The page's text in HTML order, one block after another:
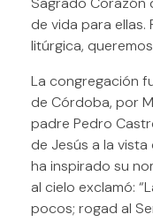
de vida para
litúrgica,
La congregación
de Córdoba, por
padre Pedro
de Jesús a la
ha inspirado su
al cielo exclamó:
pocos; rogad al